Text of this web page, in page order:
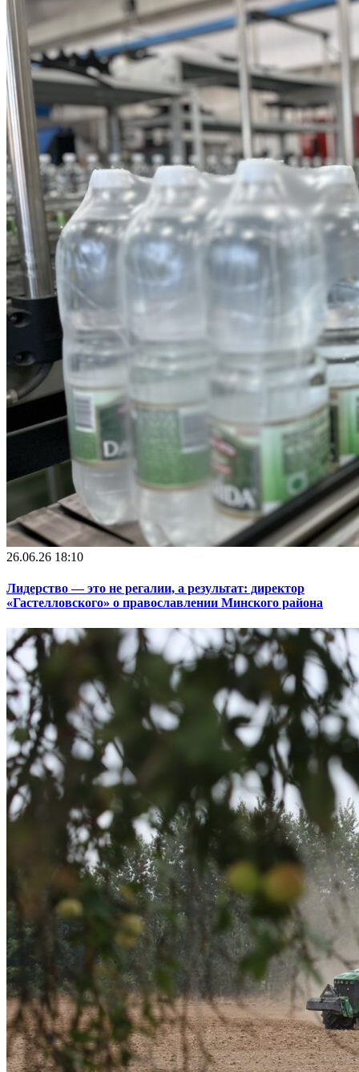
26.06.26 18:10
Лидерство — это не регалии, а результат: директор
«Гастелловского» о православлении Минского района